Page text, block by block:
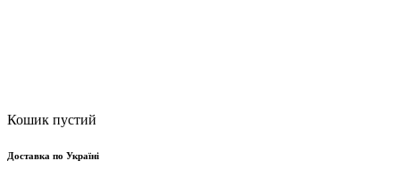
Кошик пустий
Доставка по Україні